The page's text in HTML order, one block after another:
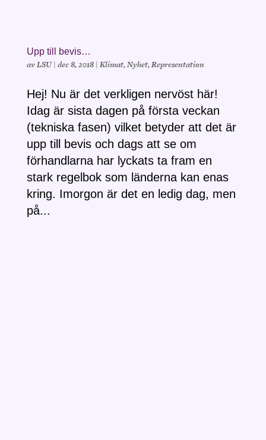
Upp till bevis…
avLSU| dec 8, 2018| Klimat,Nyhet,Representation
Hej! Nu är det verkligen nervöst här!
Idag är sista dagen på första veckan
(tekniska fasen) vilket betyder att det är
upp till bevis och dags att se om
förhandlarna har lyckats ta fram en
stark regelbok som länderna kan enas
kring. Imorgon är det en ledig dag, men
på...